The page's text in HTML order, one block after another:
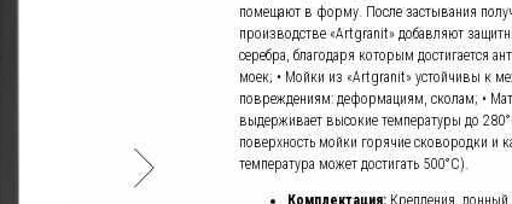
помещают в форму. После застывания
производстве «Artgranit» добавляют
серебра, благодаря которым достигается
моек; • Мойки из «Artgranit» устойчивы к
повреждениям: деформациям, сколам; •
выдерживает высокие температуры до
поверхность мойки горячие сковородки и
температура может достигать 500°С).
Комплектация: Крепления, донный